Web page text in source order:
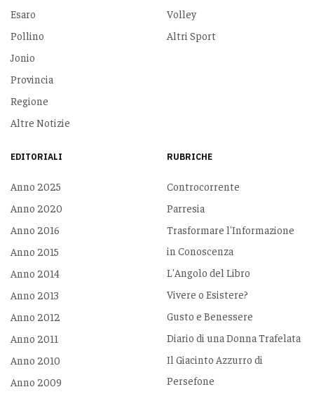
Esaro
Pollino
Jonio
Provincia
Regione
Altre Notizie
Volley
Altri Sport
EDITORIALI
Anno 2025
Anno 2020
Anno 2016
Anno 2015
Anno 2014
Anno 2013
Anno 2012
Anno 2011
Anno 2010
Anno 2009
RUBRICHE
Controcorrente
Parresia
Trasformare l'Informazione
in Conoscenza
L'Angolo del Libro
Vivere o Esistere?
Gusto e Benessere
Diario di una Donna Trafelata
Il Giacinto Azzurro di
Persefone